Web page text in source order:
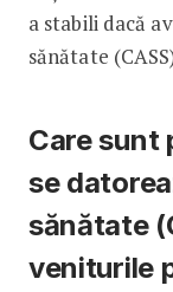
a stabili dacă
sănătate
Care sunt
se
sănătate
veniturile